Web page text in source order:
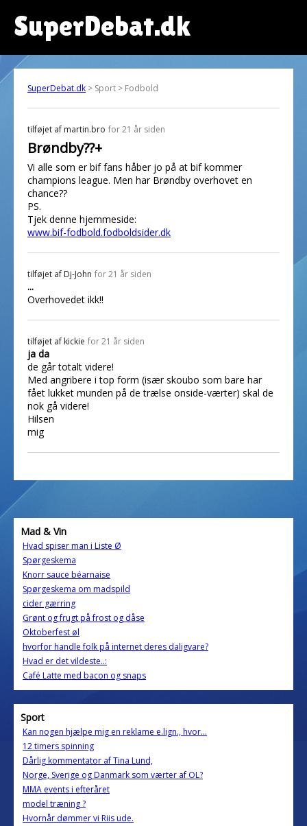
SuperDebat.dk
SuperDebat.dk > Sport > Fodbold
tilføjet af martin.bro for 21 år siden
Brøndby??+
Vi alle som er bif fans håber jo på at bif kommer
champions league. Men har Brøndby overhovet en
chance??
PS.
Tjek denne hjemmeside:
www.bif-fodbold.fodboldsider.dk
tilføjet af Dj-John for 21 år siden
...
Overhovedet ikk!!
tilføjet af kickie for 21 år siden
ja da
de går totalt videre!
Med angribere i top form (især skoubo som bare har
fået lukket munden på de trælse onside-værter) skal de
nok gå videre!
Hilsen
mig
Mad & Vin
Hvad spiser man i Liste Ø
Spørgeskema
Knorr sauce béarnaise
Spørgeskema om madspild
cider gærring
Grønt og frugt på frost og dåse
Oktoberfest øl
hvorfor handle folk på internet deres daligvare?
Hvad er det vildeste..:
Café Latte med bacon og snaps
Sport
Kan nogen hjælpe mig en reklame e.lign., hvor...
12 timers spinning
Dårlig kommentator af Tina Lund,
Norge, Sverige og Danmark som værter af OL?
MMA events i efteråret
model træning ?
Hvornår dømmer vi Riis ude.